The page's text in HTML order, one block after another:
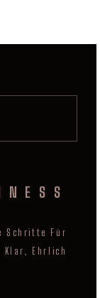
Schritte Für
Klar, Ehrlich